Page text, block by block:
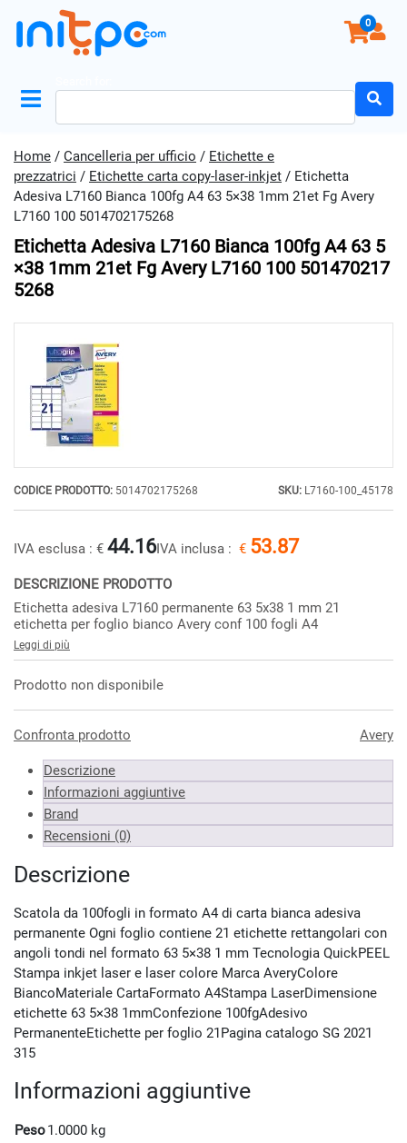
0
Home / Cancelleria per ufficio / Etichette e
prezzatrici / Etichette carta copy-laser-inkjet / Etichetta
Adesiva L7160 Bianca 100fg A4 63 5×38 1mm 21et Fg Avery
L7160 100 5014702175268
Etichetta Adesiva L7160 Bianca 100fg A4 63 5
×38 1mm 21et Fg Avery L7160 100 501470217
5268
CODICE PRODOTTO: 5014702175268 SKU: L7160-100_45178
IVA esclusa : € 44.16IVA inclusa : € 53.87
DESCRIZIONE PRODOTTO
Etichetta adesiva L7160 permanente 63 5x38 1 mm 21
etichetta per foglio bianco Avery conf 100 fogli A4
Leggi di più
Prodotto non disponibile
Confronta prodotto Avery
Descrizione
Informazioni aggiuntive
Brand
Recensioni (0)
Descrizione
Scatola da 100fogli in formato A4 di carta bianca adesiva
permanente Ogni foglio contiene 21 etichette rettangolari con
angoli tondi nel formato 63 5×38 1 mm Tecnologia QuickPEEL
Stampa inkjet laser e laser colore Marca AveryColore
BiancoMateriale CartaFormato A4Stampa LaserDimensione
etichette 63 5×38 1mmConfezione 100fgAdesivo
PermanenteEtichette per foglio 21Pagina catalogo SG 2021
315
Informazioni aggiuntive
Peso1.0000 kg